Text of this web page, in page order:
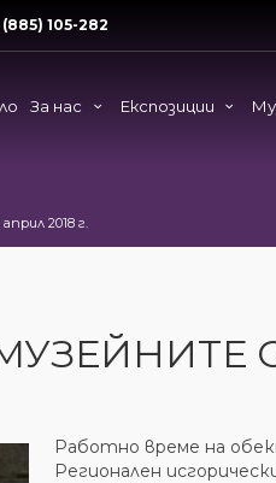
(885) 105-282
За нас Експозиции
2018 г.
Работно време на
Регионален